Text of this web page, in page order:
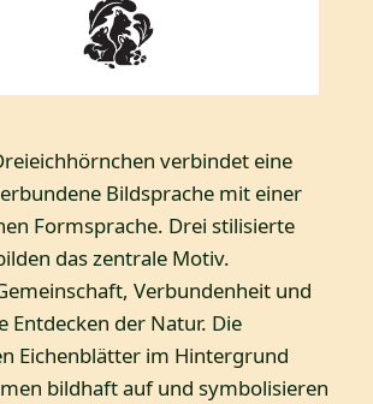
verbindet eine
Bildsprache mit einer
Formsprache. Drei stilisierte
das zentrale Motiv.
Verbundenheit und
Entdecken der Natur. Die
Eichenblätter im Hintergrund
bildhaft auf und symbolisieren